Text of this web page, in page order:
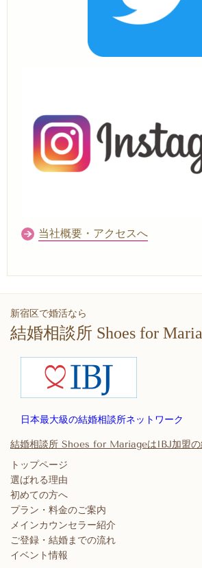
当社概要・アクセスへ
新宿区で婚活なら
結婚相談所 Shoes for
日本最大級の結婚相談所ネットワーク
結婚相談所 Shoes for MariageはIBJ加盟の
トップページ
選ばれる理由
初めての方へ
プラン・料金のご案内
メインカウンセラー紹介
ご登録・結婚までの流れ
イベント情報